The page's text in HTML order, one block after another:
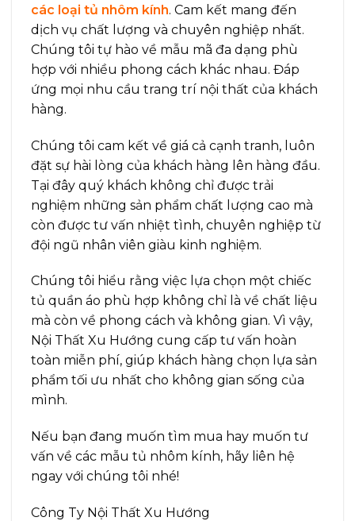
các loại tủ nhôm kính. Cam kết mang đến
dịch vụ chất lượng và chuyên nghiệp nhất.
Chúng tôi tự hào về mẫu mã đa dạng phù
hợp với nhiều phong cách khác nhau. Đáp
ứng mọi nhu cầu trang trí nội thất của khách
hàng.
Chúng tôi cam kết về giá cả cạnh tranh, luôn
đặt sự hài lòng của khách hàng lên hàng đầu.
Tại đây quý khách không chỉ được trải
nghiệm những sản phẩm chất lượng cao mà
còn được tư vấn nhiệt tình, chuyên nghiệp từ
đội ngũ nhân viên giàu kinh nghiệm.
Chúng tôi hiểu rằng việc lựa chọn một chiếc
tủ quần áo phù hợp không chỉ là về chất liệu
mà còn về phong cách và không gian. Vì vậy,
Nội Thất Xu Hướng cung cấp tư vấn hoàn
toàn miễn phí, giúp khách hàng chọn lựa sản
phẩm tối ưu nhất cho không gian sống của
mình.
Nếu bạn đang muốn tìm mua hay muốn tư
vấn về các mẫu tủ nhôm kính, hãy liên hệ
ngay với chúng tôi nhé!
Công Ty Nội Thất Xu Hướng